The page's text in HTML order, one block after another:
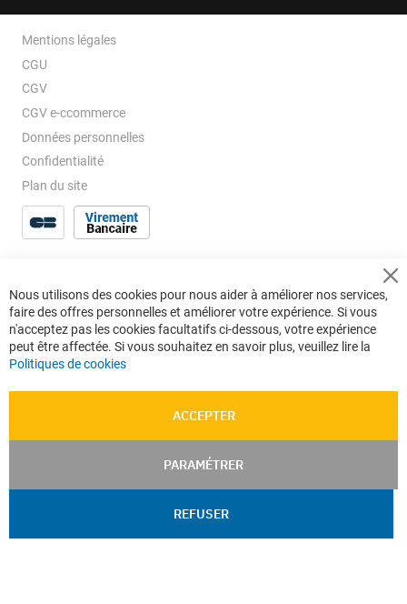
Mentions légales
CGU
CGV
CGV e-ccommerce
Données personnelles
Confidentialité
Plan du site
Nous utilisons des cookies pour nous aider à améliorer nos services,
faire des offres personnelles et améliorer votre expérience. Si vous
n'acceptez pas les cookies facultatifs ci-dessous, votre expérience
peut être affectée. Si vous souhaitez en savoir plus, veuillez lire la
Politiques de cookies
ACCEPTER
PARAMÉTRER
REFUSER